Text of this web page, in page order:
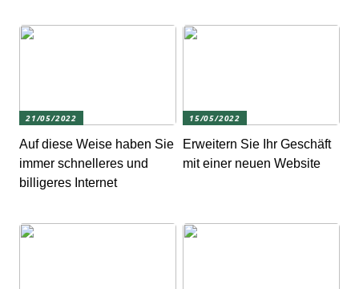
21/05/2022
Auf diese Weise haben Sie
immer schnelleres und
billigeres Internet
15/05/2022
Erweitern Sie Ihr Geschäft
mit einer neuen Website